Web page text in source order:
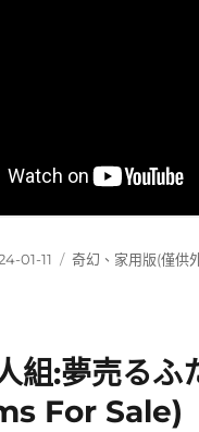
01-11
分
奇幻 、 家用版(僅供
組:夢売るふ
For Sale)